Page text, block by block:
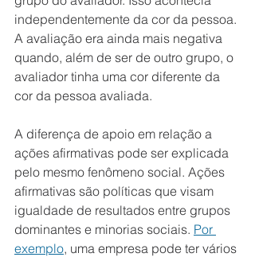
independentemente da cor da pessoa.
A avaliação era ainda mais negativa
quando, além de ser de outro grupo, o
avaliador tinha uma cor diferente da
cor da pessoa avaliada.
A diferença de apoio em relação a
ações afirmativas pode ser explicada
pelo mesmo fenômeno social. Ações
afirmativas são políticas que visam
igualdade de resultados entre grupos
dominantes e minorias sociais. Por
exemplo, uma empresa pode ter vários